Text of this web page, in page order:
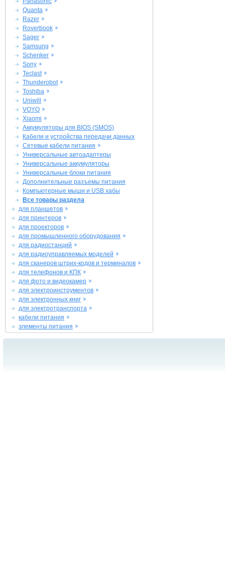
Quanta
Razer
Roverbook
Sager
Samsung
Schenker
Sony
Teclast
Thunderobot
Toshiba
Uniwill
VOYO
Xiaomi
Аккумуляторы для BIOS (SMOS)
Кабели и устройства передачи данных
Сетевые кабели питания
Универсальные автоадаптеры
Универсальные аккумуляторы
Универсальные блоки питания
Дополнительные разъемы питания
Компьютерные мыши и USB хабы
Все товары раздела
для планшетов
для принтеров
для проекторов
для промышленного оборудования
для радиостанций
для радиоуправляемых моделей
для сканеров штрих-кодов и терминалов
для телефонов и КПК
для фото и видеокамер
для электроинструментов
для электронных книг
для электротранспорта
кабели питания
элементы питания